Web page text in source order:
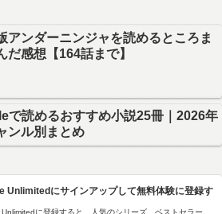
アンダーニンジャを読めるところま
だ感想【164話まで】
で読めるおすすめ小説25冊｜2026年
ンル別まとめ
Unlimitedにサインアップして無料体験に登録す
に登録すると、人気のシリーズ、ベストセラー、